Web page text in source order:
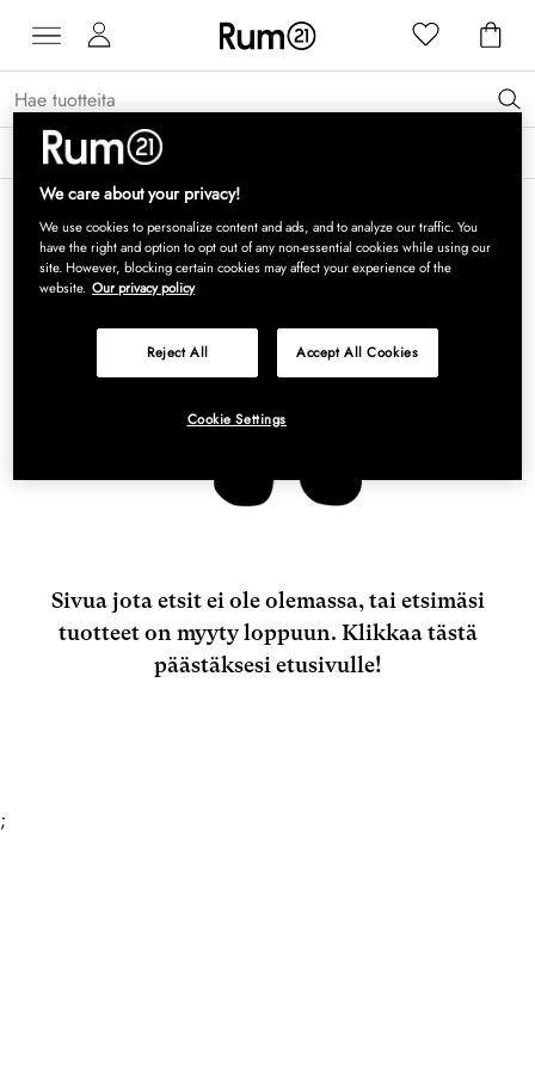
Saat 15 % alennusta Grythyttan Stålmöbler -tuotteista* →
Sivua jota etsit ei ole olemassa, tai etsimäsi
tuotteet on myyty loppuun. Klikkaa tästä
päästäksesi etusivulle!
;
We care about your privacy!
We use cookies to personalize content and ads, and to analyze our traffic. You
have the right and option to opt out of any non-essential cookies while using our
site. However, blocking certain cookies may affect your experience of the
website. Our privacy policy
Reject All Accept All Cookies
Cookie Settings